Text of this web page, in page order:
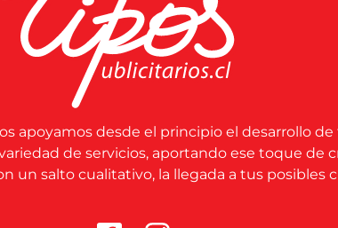
apoyamos desde el principio el desarrollo
de servicios, aportando ese toque de
un salto cualitativo, la llegada a tus posibles